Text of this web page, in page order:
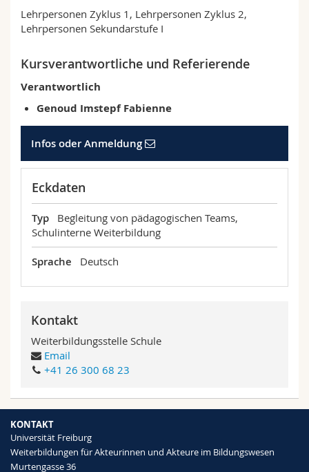
Lehrpersonen Zyklus 1, Lehrpersonen Zyklus 2,
Lehrpersonen Sekundarstufe I
Kursverantwortliche und Referierende
Verantwortlich
Genoud Imstepf Fabienne
Infos oder Anmeldung
Eckdaten
Typ
Begleitung von pädagogischen Teams,
Schulinterne Weiterbildung
Sprache Deutsch
Kontakt
Weiterbildungsstelle Schule
Email
+41 26 300 68 23
KONTAKT
Universität Freiburg
Weiterbildungen für Akteurinnen und Akteure im Bildungswesen
Murtengasse 36